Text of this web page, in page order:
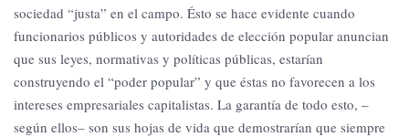
sociedad “justa” en el campo. Ésto se hace evidente cuando
funcionarios públicos y autoridades de elección popular anuncian
que sus leyes, normativas y políticas públicas, estarían
construyendo el “poder popular” y que éstas no favorecen a los
intereses empresariales capitalistas. La garantía de todo esto, –
según ellos– son sus hojas de vida que demostrarían que siempre